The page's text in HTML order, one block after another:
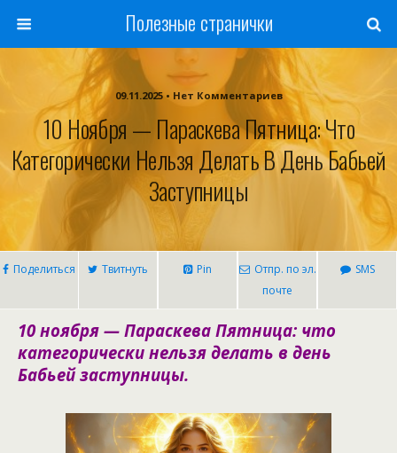
Полезные странички
09.11.2025 • Нет Комментариев
10 Ноября — Параскева Пятница: Что
Категорически Нельзя Делать В День Бабьей
Заступницы
Поделиться Твитнуть Pin
Отпр. по эл.
почте
SMS
10 ноября — Параскева Пятница: что
категорически нельзя делать в день
Бабьей заступницы.